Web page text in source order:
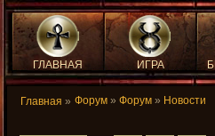
ГЛАВНАЯ ИГРА
Главная » Форум » Форум » Новости